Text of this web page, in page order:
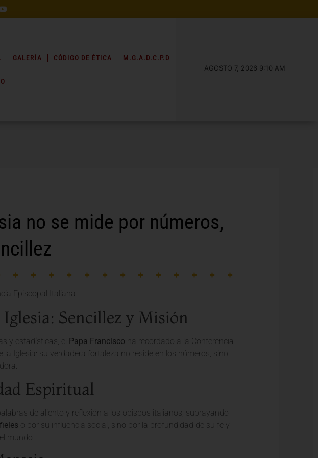
GALERÍA CÓDIGO DE ÉTICA M.G.A.D.C.P.D
AGOSTO 7, 2026 9:10 AM
no se mide por números,
Sencillez y Misión
y estadísticas, el Papa Francisco ha recordado a la Conferencia
Iglesia: su verdadera fortaleza no reside en los números, sino
Espiritual
de aliento y reflexión a los obispos italianos, subrayando
o por su influencia social, sino por la profundidad de su fe y
mundo.